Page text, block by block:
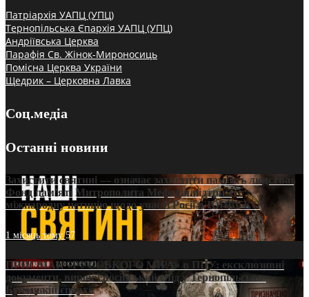
Патріархія УАПЦ (УПЦ)
Тернопільська Єпархія УАПЦ (УПЦ)
Андріївська Церква
Парафія Св. Жінок-Мироносиць
Помісна Церква України
Щедрик – Церковна Лавка
Соц.медіа
Останні новини
Захистити святині — означає захистити пам’ять людства:
Фонд пам’яті Митрополита Мефодія підтримує
міжнародну петицію щодо участі Росії в ЮНЕСКО
1 місяць тому57
ПРИСМАК «РУССЬКОГО МІРА» в ПЦУ: ексклюзивні
документи, вирок і російський слід у Тернопільсько-
Бучацькій єпархії